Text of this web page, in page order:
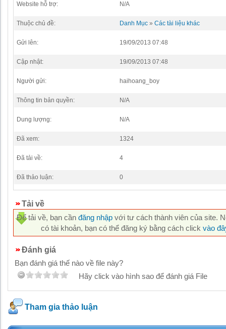
Website hỗ trợ: N/A
Thuộc chủ đề: Danh Mục» Các tài liệu khác
Gửi lên: 19/09/2013 07:48
Cập nhật: 19/09/2013 07:48
Người gửi: haihoang_boy
Thông tin bản quyền: N/A
Dung lượng: N/A
Đã xem: 1324
Đã tải về: 4
Đã thảo luận: 0
Tải về
Để tải về, bạn cần đăng nhập với tư cách thành viên của site.
có tài khoản, bạn có thể đăng ký bằng cách click vào
Đánh giá
Bạn đánh giá thế nào về file này?
Hãy click vào hình sao để đánh giá File
Tham gia thảo luận